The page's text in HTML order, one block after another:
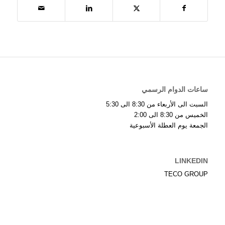
ساعات الدوام الرسمي
السبت الى الأربعاء من 8:30 الى 5:30
الخميس من 8:30 الى 2:00
الجمعة يوم العطلة الأسبوعية
LINKEDIN
TECO GROUP